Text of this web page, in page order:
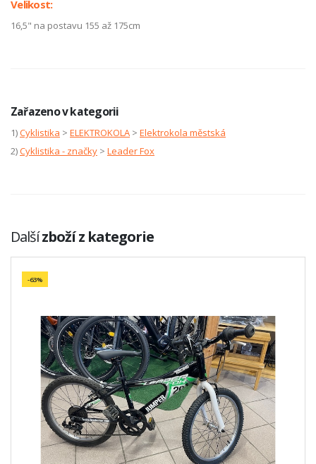
Velikost:
16,5" na postavu 155 až 175cm
Zařazeno v kategorii
1)Cyklistika > ELEKTROKOLA > Elektrokola městská
2)Cyklistika - značky > Leader Fox
Dalšízboží z kategorie
-63%